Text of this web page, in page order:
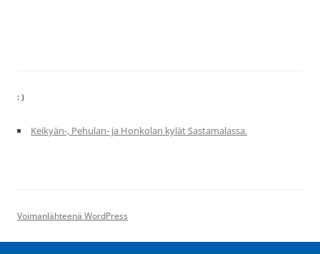
: )
Keikyän-, Pehulan- ja Honkolan kylät Sastamalassa.
Voimanlähteenä WordPress